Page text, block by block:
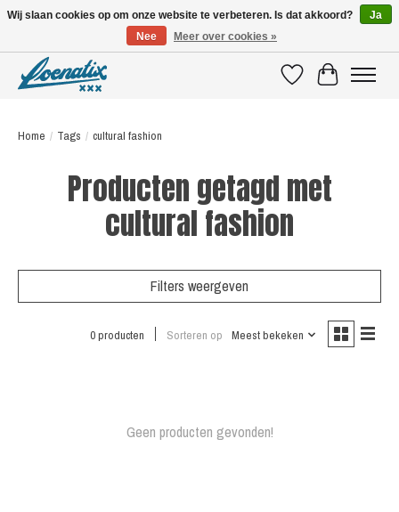
VerlanglijstWinkelwagen
Home / Tags / cultural fashion
Producten getagd met
cultural fashion
Filters weergeven
0 producten Sorteren op Meest bekeken
Geen producten gevonden!
Wij slaan cookies op om onze website te verbeteren. Is dat akkoord?
Ja
Nee
Meer over cookies »